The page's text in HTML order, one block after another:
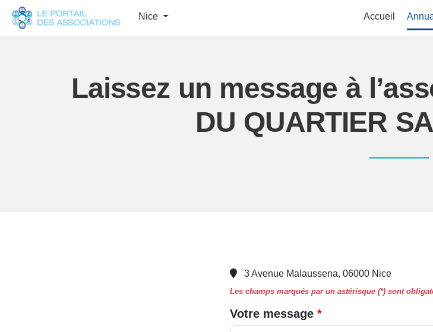
Nice Accueil
Laissez un message à
DU QUARTIER
3 Avenue Malaussena, 06000 Nice
Les champs marqués par un astérisque (*) sont
Votre message
Panneau de gestion des cookies